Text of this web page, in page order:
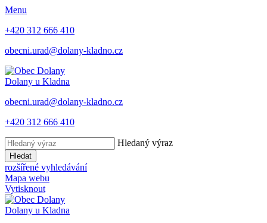
Menu
+420 312 666 410
obecni.urad@dolany-kladno.cz
Dolany u Kladna
obecni.urad@dolany-kladno.cz
+420 312 666 410
Hledaný výraz
Hledat
rozšířené vyhledávání
Mapa webu
Vytisknout
Dolany u Kladna